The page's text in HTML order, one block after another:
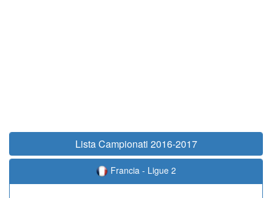
Lista Campionati 2016-2017
Francia - Ligue 2